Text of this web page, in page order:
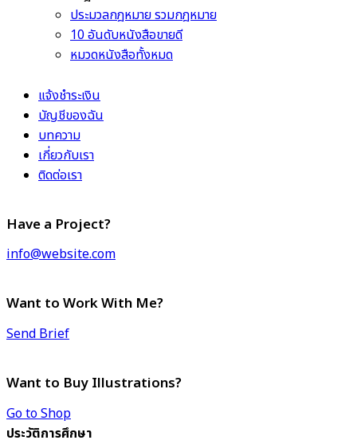
ประมวลกฎหมาย รวมกฎหมาย
10 อันดับหนังสือขายดี
หมวดหนังสือทั้งหมด
แจ้งชำระเงิน
บัญชีของฉัน
บทความ
เกี่ยวกับเรา
ติดต่อเรา
Have a Project?
info@website.com
Want to Work With Me?
Send Brief
Want to Buy Illustrations?
Go to Shop
ประวัติการศึกษา